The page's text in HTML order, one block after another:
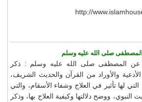
http://
المصطفى صلى الله عليه وسلم
عن المصطفى صلى الله عليه وسلم : ذكر
والأوراد من القرآن والحديث الشريف،
لها تأثير في العلاج وشفاء الأسقام، والتي
ووضح دلالتها وكيفية العلاج بها، وذكر